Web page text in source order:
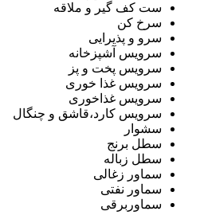
ست کف گیر و ملاقه
سرخ کن
سرو و پذیرایی
سرویس آشپزخانه
سرویس پخت و پز
سرویس غذا خوری
سرویس غذاخوری
سرویس کارد،قاشق و چنگال
سشوار
سطل برنج
سطل زباله
سماور زغالی
سماور نفتی
سماوربرقی